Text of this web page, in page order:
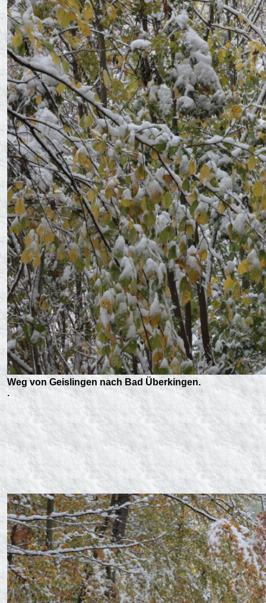
Weg von Geislingen nach Bad Überkingen.
.